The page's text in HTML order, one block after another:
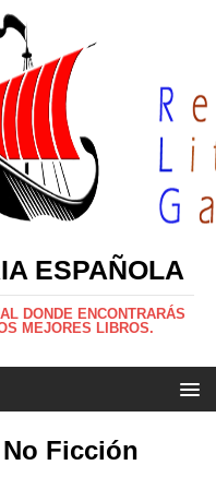
ESPAÑOLA
DONDE ENCONTRARÁS
MEJORES LIBROS.
Ficción